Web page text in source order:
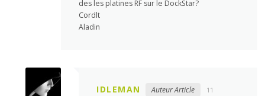
des les platines RF sur le DockStar?
Cordlt
Aladin
IDLEMAN Auteur Article
11